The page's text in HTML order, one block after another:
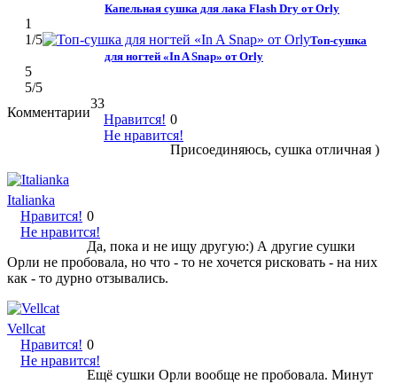
Капельная сушка для лака Flash Dry от Orly
1
1/5
Топ-сушка
для ногтей «In A Snap» от Orly
5
5/5
Комментарии
33
Нравится!
Не нравится!
0
Присоединяюсь, сушка отличная )
Italianka
Нравится!
Не нравится!
0
Да, пока и не ищу другую:) А другие сушки
Орли не пробовала, но что - то не хочется рисковать - на них
как - то дурно отзывались.
Vellcat
Нравится!
Не нравится!
0
Ещё сушки Орли вообще не пробовала. Минут